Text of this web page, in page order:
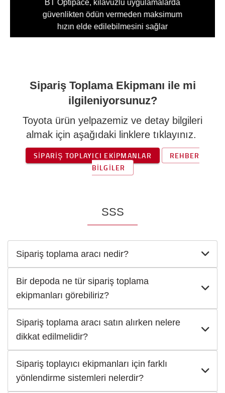
BT Optipace, kılavuzlu uygulamalarda
güvenlikten ödün vermeden maksimum
hızın elde edilebilmesini sağlar
Sipariş Toplama Ekipmanı ile mi
ilgileniyorsunuz?
Toyota ürün yelpazemiz ve detay bilgileri
almak için aşağıdaki linklere tıklayınız.
SIPARIŞ TOPLAYICI EKIPMANLAR
REHBER
BILGILER
SSS
Sipariş toplama aracı nedir?
Bir depoda ne tür sipariş toplama
ekipmanları görebiliriz?
Sipariş toplama aracı satın alırken nelere
dikkat edilmelidir?
Sipariş toplayıcı ekipmanları için farklı
yönlendirme sistemleri nelerdir?